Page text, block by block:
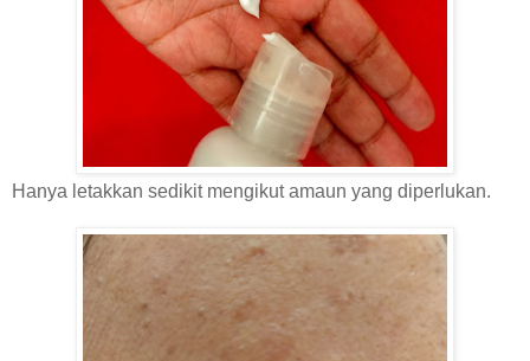
Hanya letakkan sedikit mengikut amaun yang diperlukan.